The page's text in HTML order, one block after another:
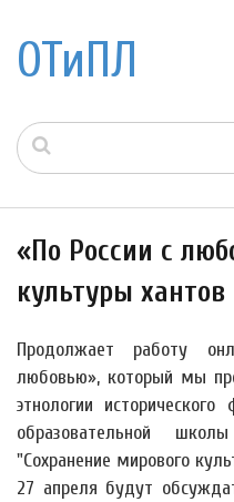
ОТиПЛ
«По России с
культуры
Продолжает работу
любовью», который мы
этнологии
образовательной
"Сохранение мирового
27 апреля будут